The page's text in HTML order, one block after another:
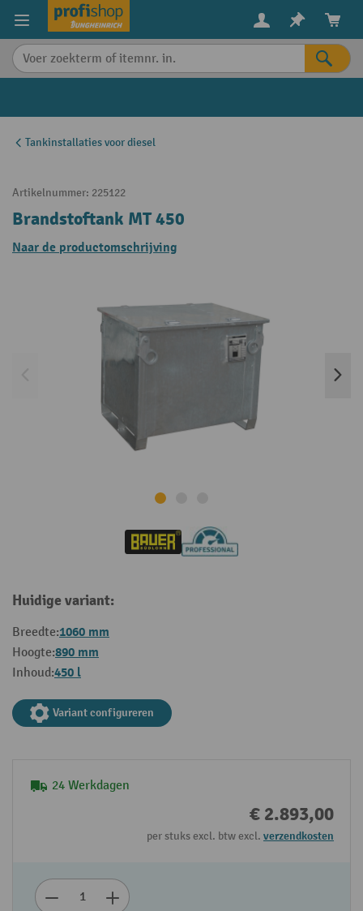
content
Tankinstallaties voor diesel
Artikelnummer: 225122
Brandstoftank MT 450
Naar de productomschrijving
Huidige variant:
Breedte:1060 mm
Hoogte:890 mm
Inhoud:450 l
Variant configureren
24 Werkdagen
€ 2.893,00
per stuks excl. btw excl. verzendkosten